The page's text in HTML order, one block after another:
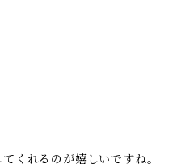
くれるのが嬉しいですね。